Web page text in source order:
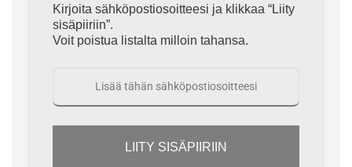
Kirjoita sähköpostiosoitteesi ja klikkaa “Liity
sisäpiiriin”.
Voit poistua listalta milloin tahansa.
LIITY SISÄPIIRIIN